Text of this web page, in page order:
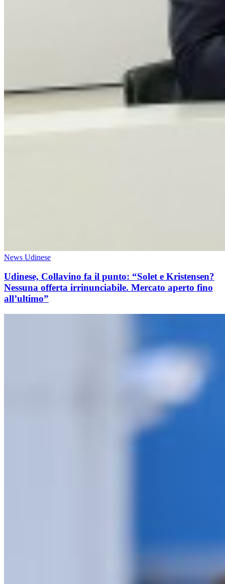
News Udinese
Udinese, Collavino fa il punto: “Solet e Kristensen?
Nessuna offerta irrinunciabile. Mercato aperto fino
all’ultimo”